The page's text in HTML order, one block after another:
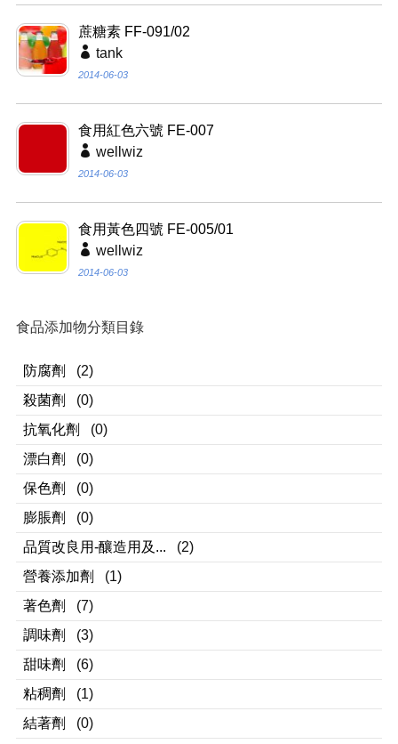
蔗糖素 FF-091/02
tank
2014-06-03
食用紅色六號 FE-007
wellwiz
2014-06-03
食用黃色四號 FE-005/01
wellwiz
2014-06-03
食品添加物分類目錄
防腐劑
(2)
殺菌劑
(0)
抗氧化劑
(0)
漂白劑
(0)
保色劑
(0)
膨脹劑
(0)
品質改良用-釀造用及...
(2)
營養添加劑
(1)
著色劑
(7)
調味劑
(3)
甜味劑
(6)
粘稠劑
(1)
結著劑
(0)